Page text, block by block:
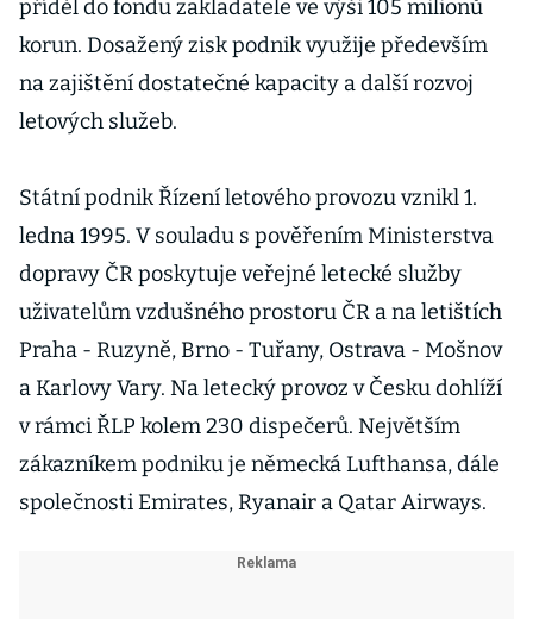
příděl do fondu zakladatele ve výši 105 milionů
korun. Dosažený zisk podnik využije především
na zajištění dostatečné kapacity a další rozvoj
letových služeb.
Státní podnik Řízení letového provozu vznikl 1.
ledna 1995. V souladu s pověřením Ministerstva
dopravy ČR poskytuje veřejné letecké služby
uživatelům vzdušného prostoru ČR a na letištích
Praha - Ruzyně, Brno - Tuřany, Ostrava - Mošnov
a Karlovy Vary. Na letecký provoz v Česku dohlíží
v rámci ŘLP kolem 230 dispečerů. Největším
zákazníkem podniku je německá Lufthansa, dále
společnosti Emirates, Ryanair a Qatar Airways.